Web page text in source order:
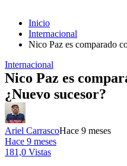
Inicio
Internacional
Nico Paz es comparado
Internacional
Nico Paz es
¿Nuevo sucesor?
Ariel CarrascoHace 9 meses
Hace 9 meses
181,0 Vistas